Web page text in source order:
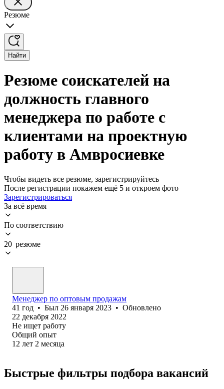
Резюме
Найти
Резюме соискателей на
должность главного
менеджера по работе с
клиентами на проектную
работу в Амвросиевке
Чтобы видеть все резюме, зарегистрируйтесь
После регистрации покажем ещё 5 и откроем фото
Зарегистрироваться
За всё время
По соответствию
20 резюме
Менеджер по оптовым продажам
41 год • Был 26 января 2023 • Обновлено
22 декабря 2022
Не ищет работу
Общий опыт
12 лет 2 месяца
Быстрые фильтры подбора вакансий